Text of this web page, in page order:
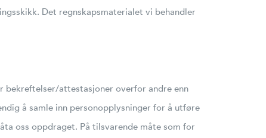
Det regnskapsmaterialet vi behandler
bekreftelser/attestasjoner overfor andre enn
å samle inn personopplysninger for å utføre
oss oppdraget. På tilsvarende måte som for